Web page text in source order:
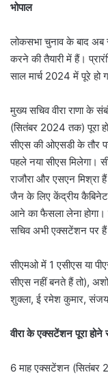
भोपाल
लोकसभा चुनाव के बाद अब
करने की तैयारी में हैं।
साल मार्च 2024 में पूरे
मुख्य सचिव वीरा राणा के
(सितंबर 2024 तक) पूरा
सीएस की ओएसडी के तौर
पहले नया सीएस मिलेगा।
राजौरा और एसएन
जैन के लिए केंद्रीय कैबिनेट,
आने का फैसला लेना होगा।
सचिव अभी एक्सटेंशन पर
सीएमओ में 1 एसीएस या
सीएस नहीं बनते हैं तो),
शुक्ला, ई रमेश कुमार,
वीरा के एक्सटेंशन पूरा
6 माह एक्सटेंशन (सितंबर